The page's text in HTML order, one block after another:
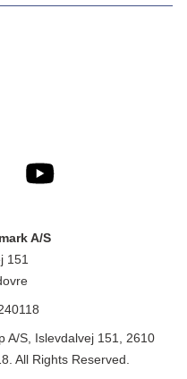
A/S
151
A/S, Islevdalvej 151, 2610
All Rights Reserved.